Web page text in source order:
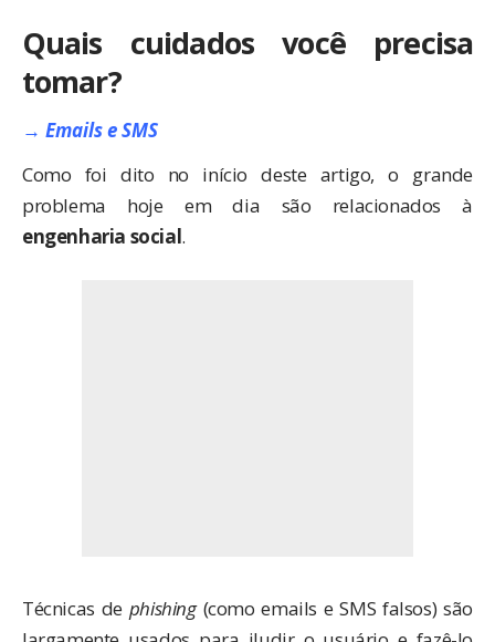
Quais cuidados você precisa
tomar?
→ Emails e SMS
Como foi dito no início deste artigo, o grande
problema hoje em dia são relacionados à
engenharia social.
Técnicas de phishing(como emails e SMS falsos) são